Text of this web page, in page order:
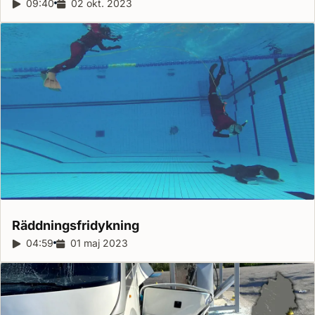
Reportagelängd:
09:40 Releasedatum:
02 okt. 2023
Räddningsfridykning
Reportagelängd:
04:59 Releasedatum:
01 maj 2023